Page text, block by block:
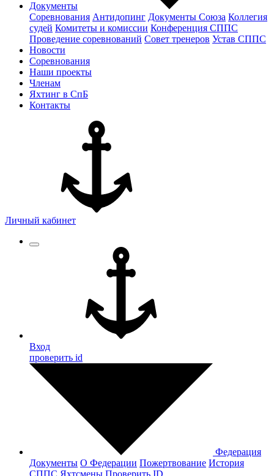
Документы
Соревнования Антидопинг Документы Cоюза Коллегия
судей Комитеты и комиссии Конференция СППС
Проведение соревнований Совет тренеров Устав СППС
Новости
Соревнования
Наши проекты
Членам
Яхтинг в СпБ
Контакты
Личный кабинет
Вход
проверить id
Федерация
Документы О Федерации Пожертвование История
СППС Яхтсмены Проверить ID